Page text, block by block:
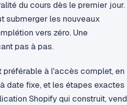
du cours dès le premier jour.
submerger les nouveaux
vers zéro. Une
pas à pas.
préférable à l'accès complet, en
date fixe, et les étapes exactes
Shopify qui construit, vend